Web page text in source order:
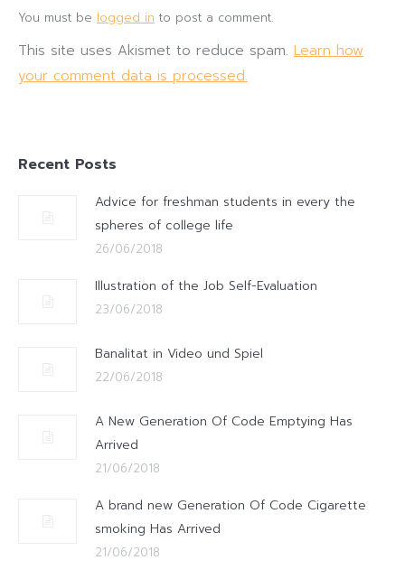
You must be logged in to post a comment.
This site uses Akismet to reduce spam. Learn how
your comment data is processed.
Recent Posts
Advice for freshman students in every the
spheres of college life
26/06/2018
Illustration of the Job Self-Evaluation
23/06/2018
Banalitat in Video und Spiel
22/06/2018
A New Generation Of Code Emptying Has
Arrived
21/06/2018
A brand new Generation Of Code Cigarette
smoking Has Arrived
21/06/2018